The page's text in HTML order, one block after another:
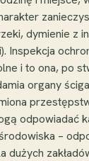
dymienie z
Inspekcja
i to ona, po
organy
odpowiadać
–
dużych